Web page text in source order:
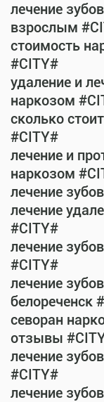
лечение
взрослым
стоимость
#CITY#
удаление и
наркозом
сколько
#CITY#
лечение и
наркозом
лечение
лечение
#CITY#
лечение
#CITY#
лечение
белореченск
севоран
отзывы
лечение
#CITY#
лечение